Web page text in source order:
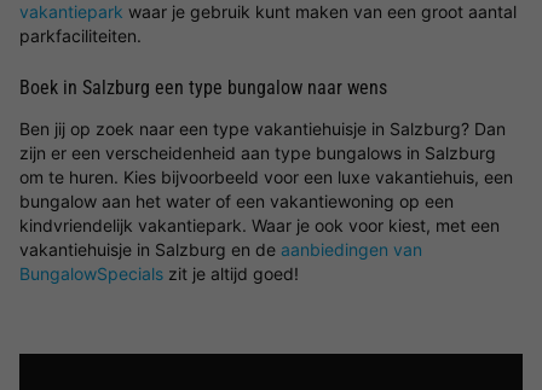
vakantiepark waar je gebruik kunt maken van een groot aantal
parkfaciliteiten.
Boek in Salzburg een type bungalow naar wens
Ben jij op zoek naar een type vakantiehuisje in Salzburg? Dan
zijn er een verscheidenheid aan type bungalows in Salzburg
om te huren. Kies bijvoorbeeld voor een luxe vakantiehuis, een
bungalow aan het water of een vakantiewoning op een
kindvriendelijk vakantiepark. Waar je ook voor kiest, met een
vakantiehuisje in Salzburg en de aanbiedingen van
BungalowSpecials zit je altijd goed!